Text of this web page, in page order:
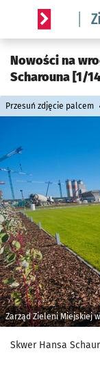
Serwis
Nowości na
Scharouna [1/
Zarząd Zieleni Miejskiej
Przesuń zdjęcie palcem
Skwer Hansa